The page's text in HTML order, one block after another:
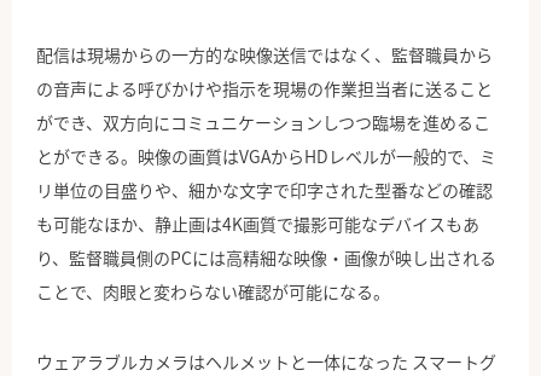
配信は現場からの一方的な映像送信ではなく、監督職員から
の音声による呼びかけや指示を現場の作業担当者に送ること
ができ、双方向にコミュニケーションしつつ臨場を進めるこ
とができる。映像の画質はVGAからHDレベルが一般的で、ミ
リ単位の目盛りや、細かな文字で印字された型番などの確認
も可能なほか、静止画は4K画質で撮影可能なデバイスもあ
り、監督職員側のPCには高精細な映像・画像が映し出される
ことで、肉眼と変わらない確認が可能になる。
ウェアラブルカメラはヘルメットと一体になった スマートグ